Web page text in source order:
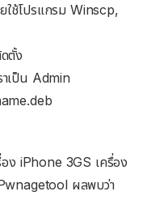
ใช้โปรแกรม Winscp,
ตั้ง
เป็น Admin
ง iPhone 3GS เครื่อง
ผลพบว่า